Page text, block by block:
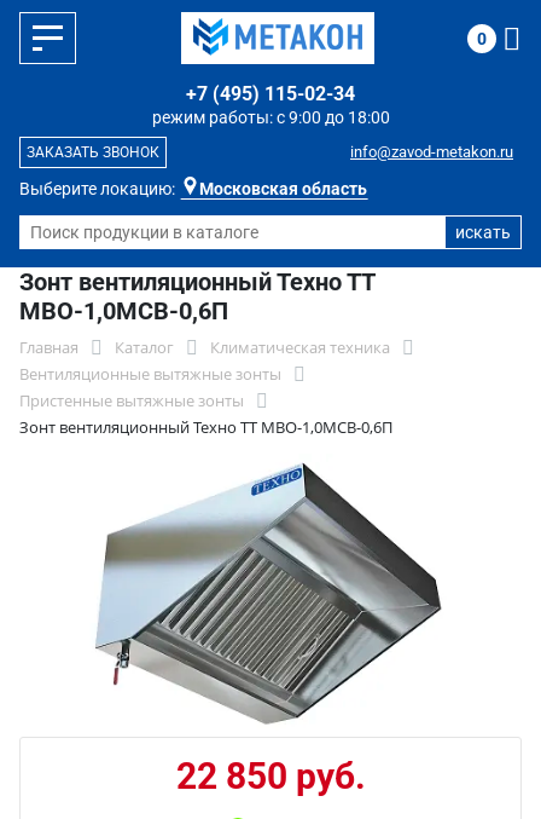
Выберите локацию: Московская область
режим работы: с 9:00 до 18:00
+7 (495) 115-02-34
info@zavod-metakon.ru
ЗАКАЗАТЬ ЗВОНОК
0
Зонт вентиляционный Техно ТТ
МВО-1,0МСВ-0,6П
Главная Каталог
Климатическая техника
Вентиляционные вытяжные зонты
Пристенные вытяжные зонты
Зонт вентиляционный Техно ТТ МВО-1,0МСВ-0,6П
22 850 руб.